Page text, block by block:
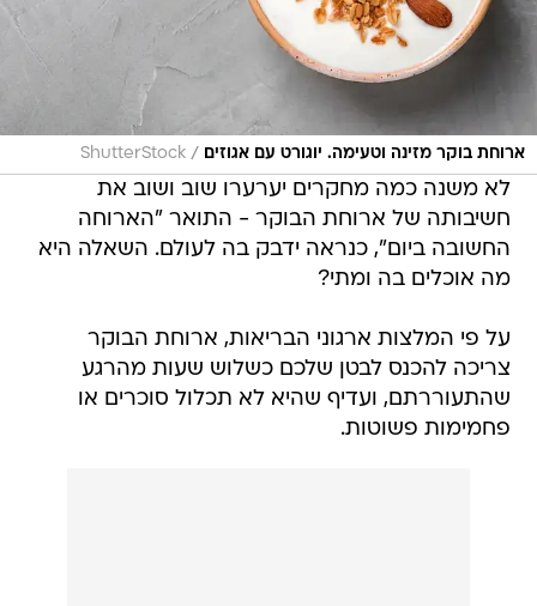
ארוחת בוקר מזינה וטעימה. יוגורט עם אגוזים /
ShutterStock
לא משנה כמה מחקרים יערערו שוב ושוב את
חשיבותה של ארוחת הבוקר - התואר "הארוחה
החשובה ביום", כנראה ידבק בה לעולם. השאלה היא
מה אוכלים בה ומתי?
על פי המלצות ארגוני הבריאות, ארוחת הבוקר
צריכה להכנס לבטן שלכם כשלוש שעות מהרגע
שהתעוררתם, ועדיף שהיא לא תכלול סוכרים או
פחמימות פשוטות.